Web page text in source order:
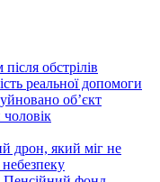
обстрілів
реальної допомоги
об’єкт
дрон, який міг не